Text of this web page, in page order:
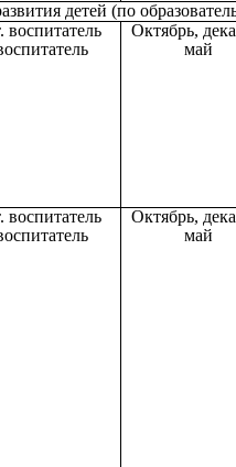
детей (по
воспитатель
Октябрь,
май
воспитатель
Октябрь,
май